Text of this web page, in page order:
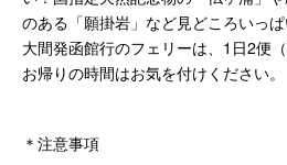
のある「願掛岩」など見どころいっぱ
大間発函館行のフェリーは、1日2便
お帰りの時間はお気を付けください。
＊注意事項